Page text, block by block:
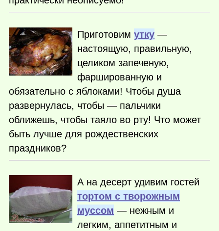
Приготовим утку —
настоящую, правильную,
целиком запеченую,
фаршированную и
обязательно с яблоками! Чтобы душа
развернулась, чтобы — пальчики
оближешь, чтобы таяло во рту! Что может
быть лучше для рождественских
праздников?
А на десерт удивим гостей
тортом с творожным
муссом — нежным и
легким, аппетитным и